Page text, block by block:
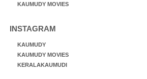
KAUMUDY MOVIES
INSTAGRAM
KAUMUDY
KAUMUDY MOVIES
KERALAKAUMUDI